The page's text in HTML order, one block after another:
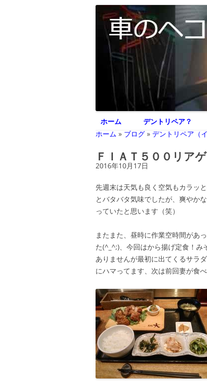
デントリペア ジェ
車のヘコミ修理専門 神奈川県横浜市
ホーム デントリペア？
ホーム » ブログ » デントリペア（
ＦＩＡＴ５００リア
2016年10月17日
先週末は天気も良く空気もカラッ
とバタバタ気味でしたが、爽やか
っていたと思います（笑）
またまた、昼時に作業空時間があ
た(^_^;)、今回はから揚げ定食！
ありませんが最初に出てくるサラ
にハマってます、次は前回妻が食